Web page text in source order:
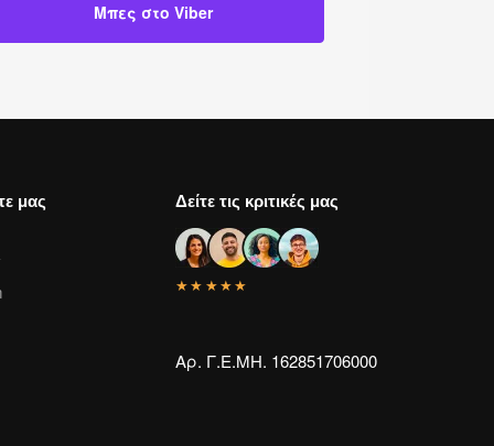
Μπες στο Viber
μας Δείτε τις κριτικές μας
★★★★★
Αρ. Γ.Ε.ΜΗ. 162851706000